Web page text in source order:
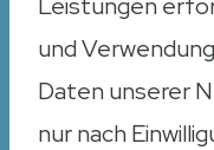
und
Daten unserer
nur nach